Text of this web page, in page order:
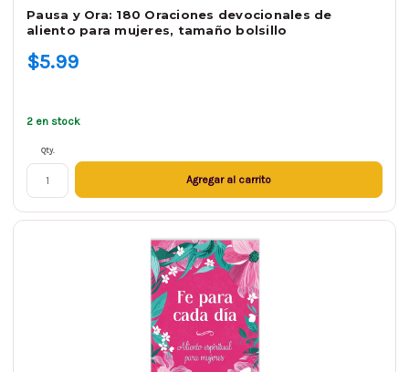
Pausa y Ora: 180 Oraciones devocionales de
aliento para mujeres, tamaño bolsillo
$5.99
2 en stock
Qty.
Agregar al carrito